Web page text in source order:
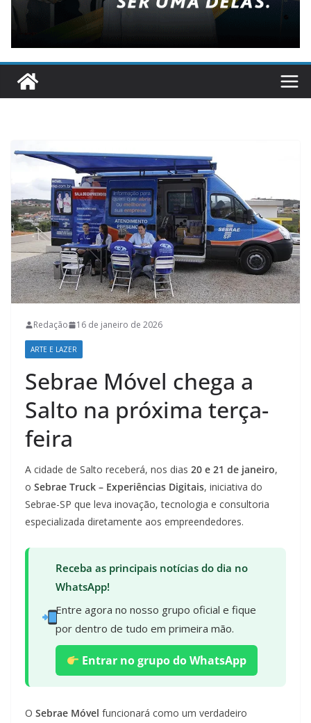
Redação 16 de janeiro de 2026
ARTE E LAZER
Sebrae Móvel chega a
Salto na próxima terça-
feira
A cidade de Salto receberá, nos dias 20 e 21 de janeiro,
o Sebrae Truck – Experiências Digitais, iniciativa do
Sebrae-SP que leva inovação, tecnologia e consultoria
especializada diretamente aos empreendedores.
Receba as principais notícias do dia no
WhatsApp!
Entre agora no nosso grupo oficial e fique
por dentro de tudo em primeira mão.
Entrar no grupo do WhatsApp
O Sebrae Móvel funcionará como um verdadeiro